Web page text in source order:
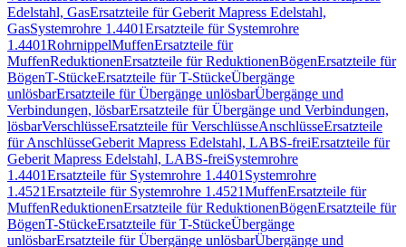
Edelstahl, GasErsatzteile für Geberit Mapress Edelstahl,
GasSystemrohre 1.4401Ersatzteile für Systemrohre
1.4401RohrnippelMuffenErsatzteile für
MuffenReduktionenErsatzteile für ReduktionenBögenErsatzteile für
BögenT-StückeErsatzteile für T-StückeÜbergänge
unlösbarErsatzteile für Übergänge unlösbarÜbergänge und
Verbindungen, lösbarErsatzteile für Übergänge und Verbindungen,
lösbarVerschlüsseErsatzteile für VerschlüsseAnschlüsseErsatzteile
für AnschlüsseGeberit Mapress Edelstahl, LABS-freiErsatzteile für
Geberit Mapress Edelstahl, LABS-freiSystemrohre
1.4401Ersatzteile für Systemrohre 1.4401 Systemrohre
1.4521Ersatzteile für Systemrohre 1.4521MuffenErsatzteile für
MuffenReduktionenErsatzteile für ReduktionenBögenErsatzteile für
BögenT-StückeErsatzteile für T-StückeÜbergänge
unlösbarErsatzteile für Übergänge unlösbarÜbergänge und